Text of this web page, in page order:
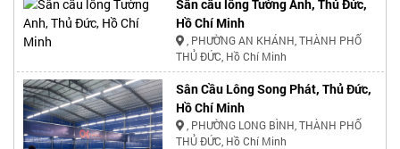
Sân cầu lông Tường Anh, Thủ Đức,
Hồ Chí Minh
, PHƯỜNG AN KHÁNH, THÀNH PHỐ
THỦ ĐỨC, Hồ Chí Minh
Sân Cầu Lông Song Phát, Thủ Đức,
Hồ Chí Minh
, PHƯỜNG LONG BÌNH, THÀNH PHỐ
THỦ ĐỨC, Hồ Chí Minh